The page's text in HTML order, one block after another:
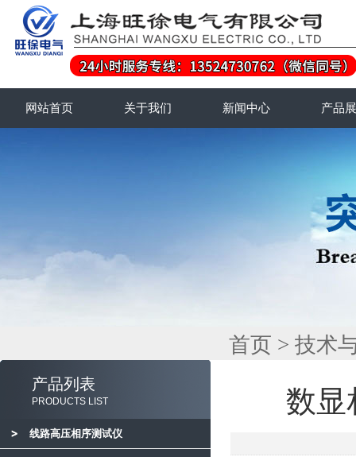
网站首页 关于我们 新闻中心 产品
产品列表
PRODUCTS LIST
线路高压相序测试仪
首页 > 技术
数显